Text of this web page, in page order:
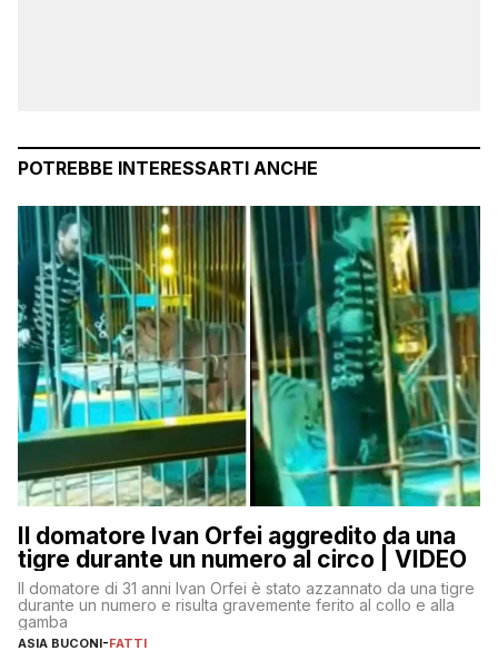
POTREBBE INTERESSARTI ANCHE
Il domatore Ivan Orfei aggredito da una
tigre durante un numero al circo | VIDEO
Il domatore di 31 anni Ivan Orfei è stato azzannato da una tigre
durante un numero e risulta gravemente ferito al collo e alla
gamba
ASIA BUCONI-FATTI